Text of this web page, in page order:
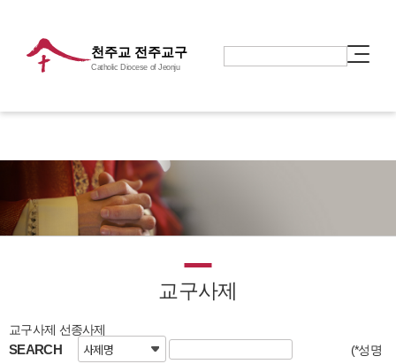
천주교 전주교구
Catholic Diocese of Jeonju
교구사제
교구사제 선종사제
SEARCH